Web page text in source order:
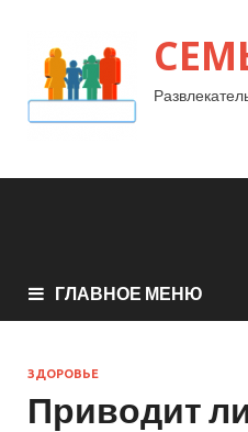
ГЛАВНОЕ МЕНЮ
ЗДОРОВЬЕ
Приводит